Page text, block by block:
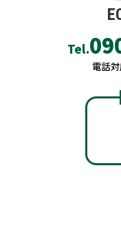
Tel.
電話